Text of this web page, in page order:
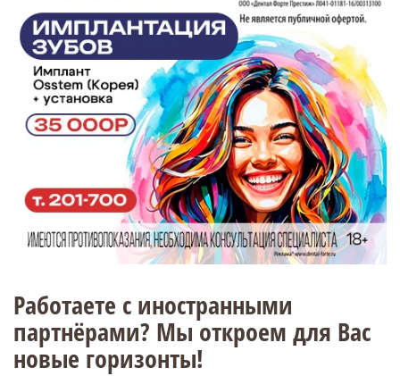
Работаете с иностранными
партнёрами? Мы откроем для Вас
новые горизонты!